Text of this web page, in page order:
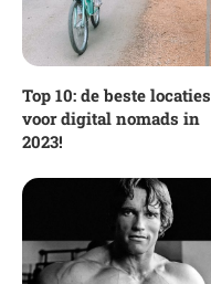
Top 10: de beste locaties
voor digital nomads in
2023!